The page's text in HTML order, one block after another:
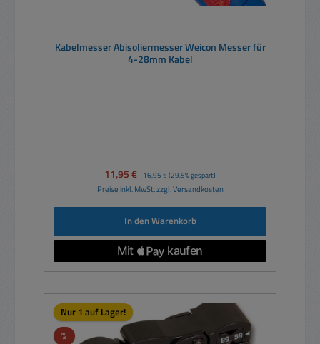
Kabelmesser Abisoliermesser Weicon Messer für
4-28mm Kabel
Verkaufspreis:
11,95 € Regulärer Preis:
16,95 € (29.5% gespart)
Preise inkl. MwSt. zzgl. Versandkosten
In den Warenkorb
Nur 1 auf Lager!
%Rabatt